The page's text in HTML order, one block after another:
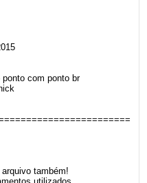
com ponto br
também!